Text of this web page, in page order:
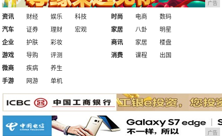
广告
资讯 财经 娱乐
科技
汽车
证券 理财 宏观
时尚 电商
数码
家居
八卦
明星
企业
护肤
彩妆
游戏
导购 评测
商讯 家居
楼盘
消费
课程
出国
微商
疾病
养生
手游
网游 单机
广告